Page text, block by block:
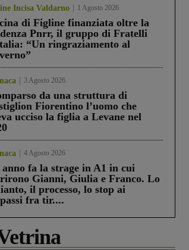
Incisa Valdarno 1 Agosto 2026
di Figline finanziata oltre la
Pnrr, il gruppo di Fratelli
“Un ringraziamento al
3 Agosto 2026
da una struttura di
Fiorentino l’uomo che
ucciso la figlia a Levane nel
4 Agosto 2026
fa la strage in A1 in cui
Gianni, Giulia e Franco. Lo
il processo, lo stop ai
fra tir....